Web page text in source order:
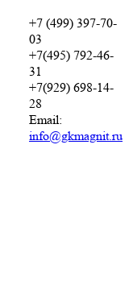
+7 (499) 397-70-
03
+7(495) 792-46-
31
+7(929) 698-14-
28
Email:
info@gkmagnit.ru